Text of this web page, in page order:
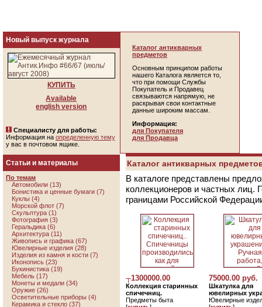
Новый выпуск журнала
КУПИТЬ
Available
english version
Специалисту для работы:
Информация на определенную тему
у вас в почтовом ящике.
Статьи и материалы
По темам
Автомобили (13)
Бонистика и ценные бумаги (7)
Куклы (4)
Морской флот (7)
Скульптура (1)
Фотография (3)
Геральдика (6)
Архитектура (11)
Живопись и графика (67)
Ювелирные изделия (28)
Изделия из камня и кости (7)
Иконопись (23)
Букинистика (19)
Мебель (17)
Монеты и медали (34)
Оружие (26)
Осветительные приборы (4)
Керамика и стекло (37)
Каталог антикварных
предметов
Основным принципом работы
нашего Каталога является то,
что при помощи Службы
Покупатель и Продавец
связываются напрямую, не
раскрывая свои контактные
данные широким массам.
Информация:
для Покупателя
для Продавца
Каталог антикварных
В каталоге представлены
коллекционеров и частных лиц.
границами Российской
┬1300000.00
Коллекция старинных
спичечниц.
Предметы быта
75000.00 руб.
Шкатулка для
ювелирных
Ювелирные